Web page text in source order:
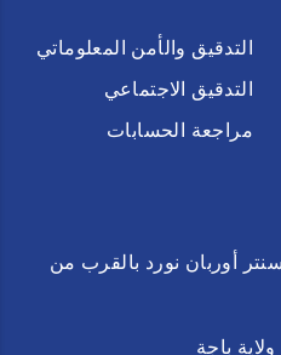
التدقيق والأمن المعلوماتي
التدقيق الاجتماعي
مراجعة الحسابات
عمارة كورال مدخل ب3-5 سنتر أوربان نورد بالقرب من
باجة